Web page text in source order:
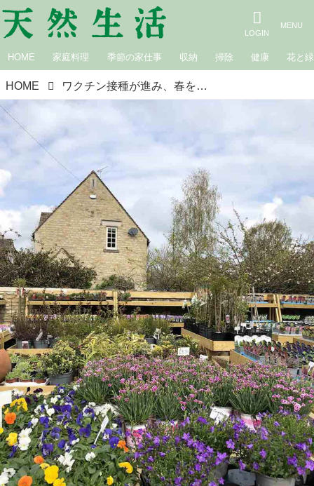
HOME 家庭料理 季節の家仕事 収納 掃除 健康 花と緑
HOME ワクチン接種が進み、春を迎えたイギリスのガーデニングシーズン｜イギリス・コッツウォルズからの手紙